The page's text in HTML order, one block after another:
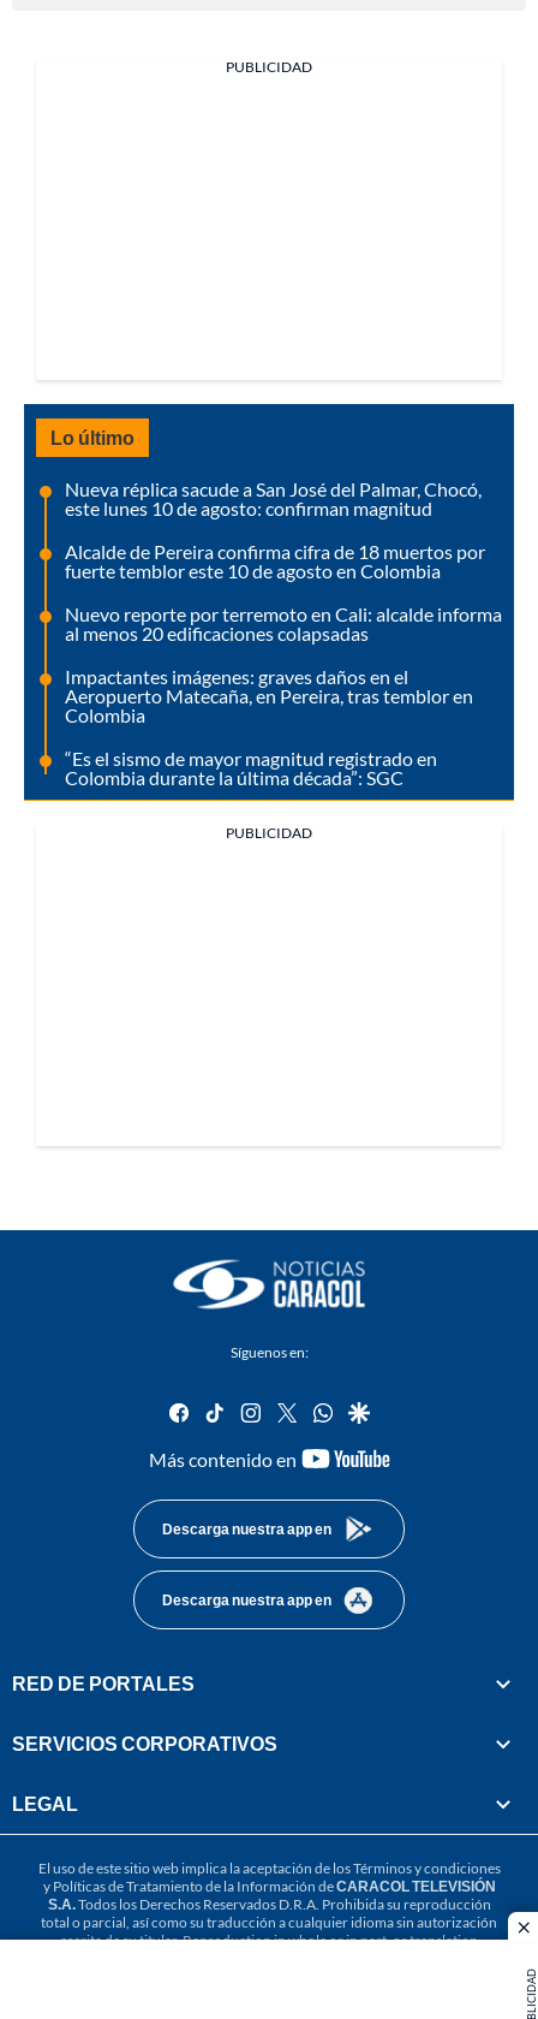
PUBLICIDAD
PUBLICIDAD
Lo último
Nueva réplica sacude a San José del Palmar, Chocó,
este lunes 10 de agosto: confirman magnitud
Alcalde de Pereira confirma cifra de 18 muertos por
fuerte temblor este 10 de agosto en Colombia
Nuevo reporte por terremoto en Cali: alcalde informa
al menos 20 edificaciones colapsadas
Impactantes imágenes: graves daños en el
Aeropuerto Matecaña, en Pereira, tras temblor en
Colombia
“Es el sismo de mayor magnitud registrado en
Colombia durante la última década”: SGC
PUBLICIDAD
Síguenos en:
facebook
tiktok instagram
twitterwhatsapp
google
Más contenido en
youtube-
Descarga nuestra app en
Descarga nuestra app en
RED DE PORTALES
SERVICIOS CORPORATIVOS
LEGAL
El uso de este sitio web implica la aceptación de losTérminos y condiciones
y Políticas de Tratamiento de la Información deCARACOL TELEVISIÓN
S.A.Todos los Derechos Reservados D.R.A. Prohibida su reproducción
total o parcial, así como su traducción a cualquier idioma sin autorización
escrita de su titular. Reproduction in whole or in part, or translation